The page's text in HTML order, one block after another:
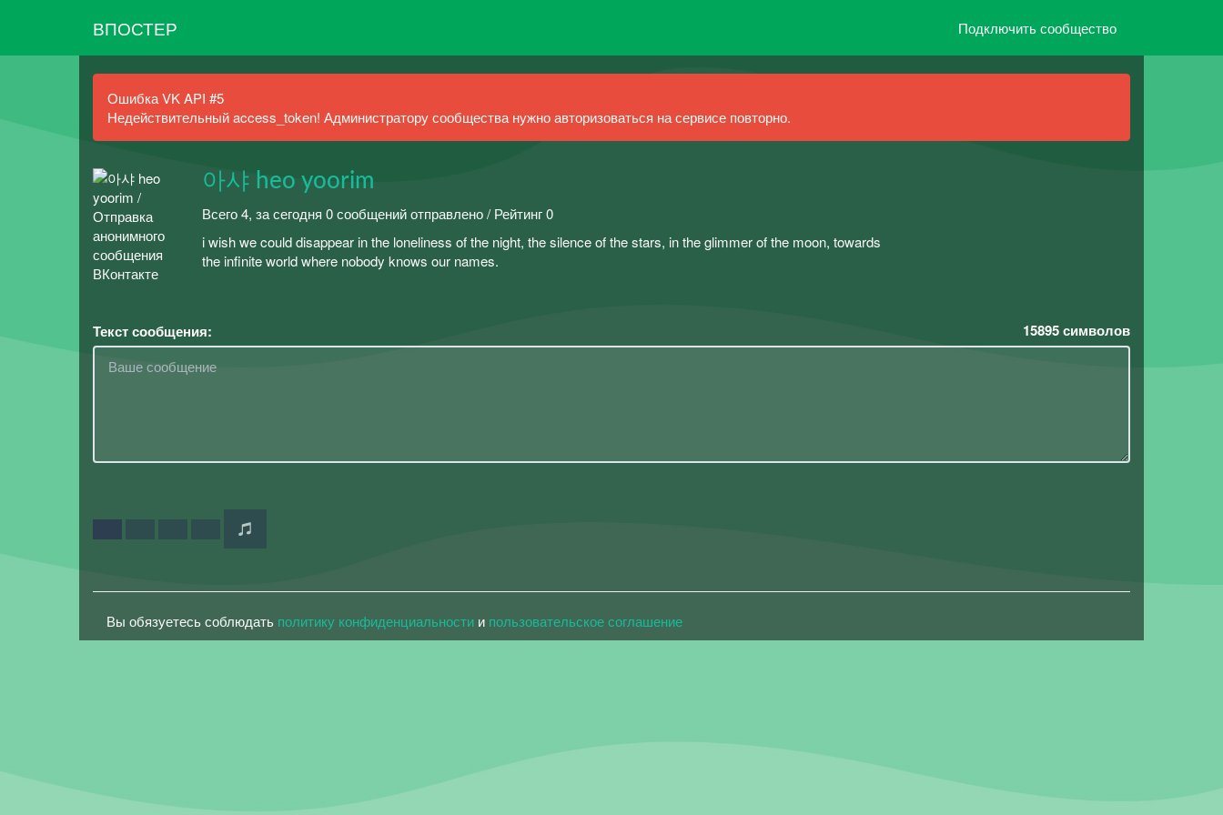
ВПОСТЕР Подключить сообщество
Ошибка VK API #5
Недействительный access_token! Администратору сообщества нужно авторизоваться на сервисе повторно.
아샤 heo yoorim
Всего 4, за сегодня 0 сообщений отправлено / Рейтинг 0
i wish we could disappear in the loneliness of the night, the silence of the stars, in the glimmer of the moon, towards
the infinite world where nobody knows our names.
Текст сообщения: 15895символов
Вы обязуетесь соблюдать политику конфиденциальности и пользовательское соглашение